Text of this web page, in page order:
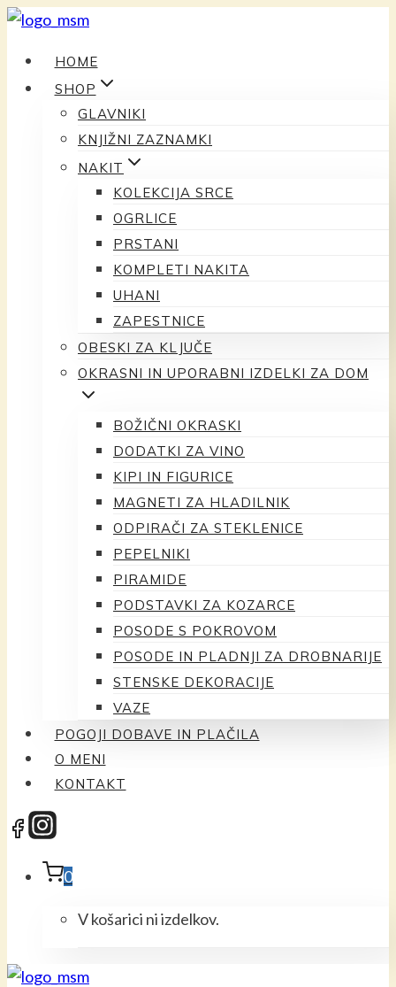
Preskoči
vsebinoHOME
SHOP
GLAVNIKI
KNJIŽNI ZAZNAMKI
NAKIT
KOLEKCIJA SRCE
OGRLICE
PRSTANI
KOMPLETI NAKITA
UHANI
ZAPESTNICE
OBESKI ZA KLJUČE
OKRASNI IN UPORABNI IZDELKI ZA DOM
BOŽIČNI OKRASKI
DODATKI ZA VINO
KIPI IN FIGURICE
MAGNETI ZA HLADILNIK
ODPIRAČI ZA STEKLENICE
PEPELNIKI
PIRAMIDE
PODSTAVKI ZA KOZARCE
POSODE S POKROVOM
POSODE IN PLADNJI ZA DROBNARIJE
STENSKE DEKORACIJE
VAZE
POGOJI DOBAVE IN PLAČILA
O MENI
KONTAKT
0
V košarici ni izdelkov.